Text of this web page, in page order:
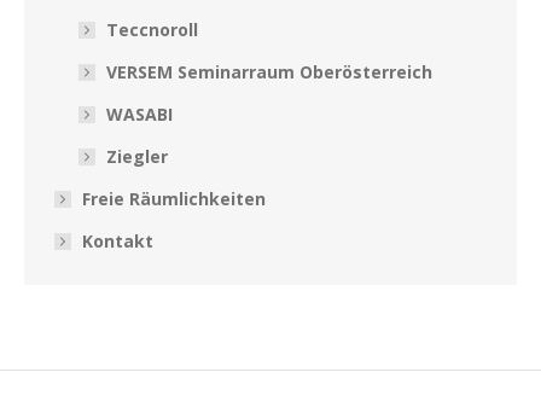
Teccnoroll
VERSEM Seminarraum Oberösterreich
WASABI
Ziegler
Freie Räumlichkeiten
Kontakt